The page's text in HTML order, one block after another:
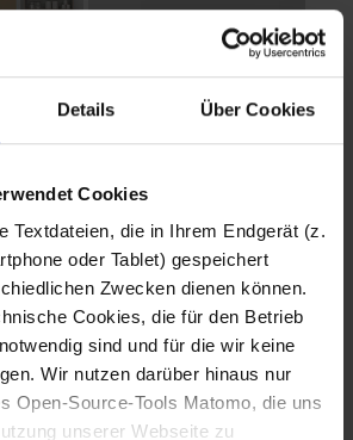
Details Über Cookies
Cookies
Textdateien, die in Ihrem Endgerät (z.
oder Tablet) gespeichert
Zwecken dienen können.
Cookies, die für den Betrieb
sind und für die wir keine
Wir nutzen darüber hinaus nur
Open-Source-Tools Matomo, die uns
unserer Webseite zu
Fotografo: Lorenz
Sternbach
Download